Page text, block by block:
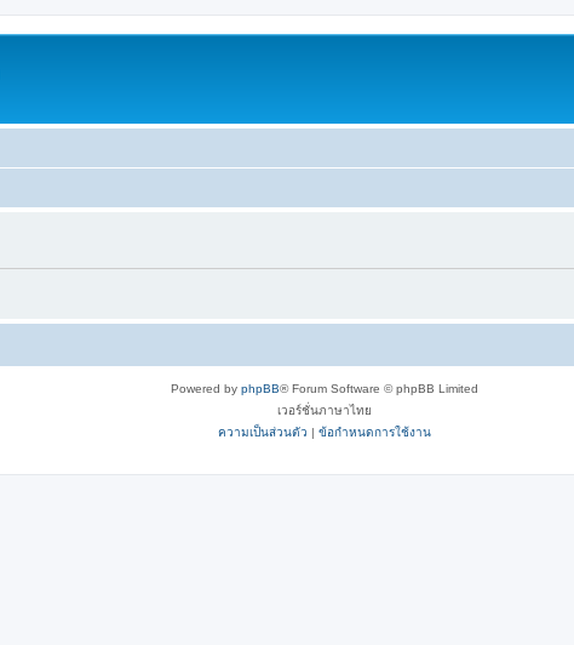
Powered by phpBB® Forum Software © phpBB Limited
เวอร์ชั่นภาษาไทย
ความเป็นส่วนตัว | ข้อกำหนดการใช้งาน